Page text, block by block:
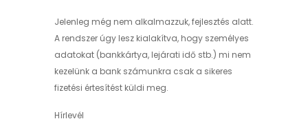
Jelenleg még nem alkalmazzuk, fejlesztés alatt.
A rendszer úgy lesz kialakítva, hogy személyes
adatokat (bankkártya, lejárati idő stb.) mi nem
kezelünk a bank számunkra csak a sikeres
fizetési értesítést küldi meg.
Hírlevél